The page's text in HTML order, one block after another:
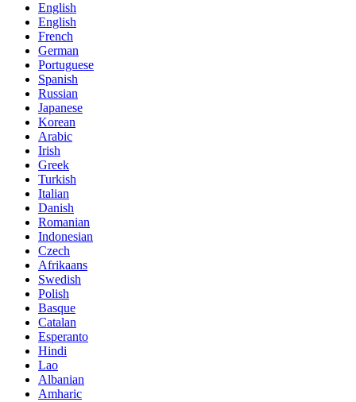
English
English
French
German
Portuguese
Spanish
Russian
Japanese
Korean
Arabic
Irish
Greek
Turkish
Italian
Danish
Romanian
Indonesian
Czech
Afrikaans
Swedish
Polish
Basque
Catalan
Esperanto
Hindi
Lao
Albanian
Amharic